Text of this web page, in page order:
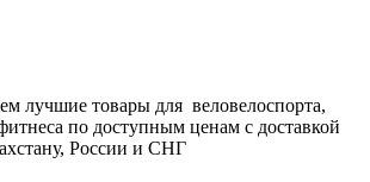
лучшие товары для веловелоспорта,
по доступным ценам с доставкой
России и СНГ